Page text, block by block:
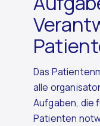
Das
alle
Aufgaben, die
Patienten